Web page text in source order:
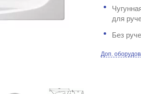
для
Без
Доп.